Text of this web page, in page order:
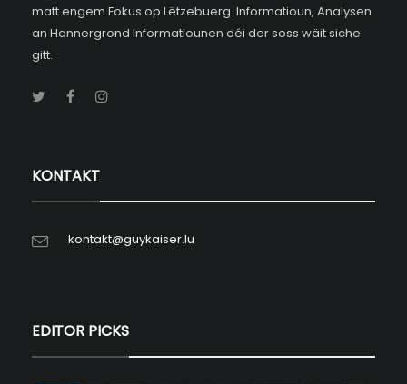
matt engem Fokus op Lëtzebuerg. Informatioun, Analysen
an Hannergrond Informatiounen déi der soss wäit siche
gitt.
KONTAKT
kontakt@guykaiser.lu
EDITOR PICKS